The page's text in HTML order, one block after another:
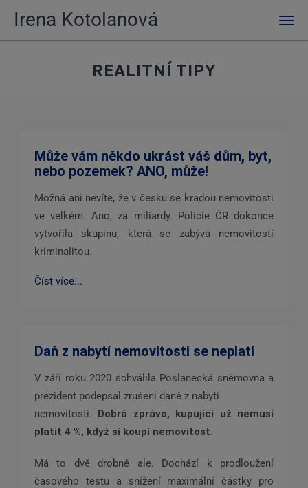
Irena Kotolanová
REALITNÍ TIPY
Může vám někdo ukrást váš dům, byt,
nebo pozemek? ANO, může!
Možná ani nevíte, že v česku se kradou nemovitosti
ve velkém. Ano, za miliardy. Policie ČR dokonce
vytvořila skupinu, která se zabývá nemovitostí
kriminalitou.
Číst více...
Daň z nabytí nemovitosti se neplatí
V září roku 2020 schválila Poslanecká sněmovna a
prezident podepsal zrušení daně z nabytí
nemovitosti. Dobrá zpráva, kupující už nemusí
platit 4 %, když si koupí nemovitost.
Má to dvě drobné ale. Dochází k prodloužení
časového testu a snížení maximální částky pro